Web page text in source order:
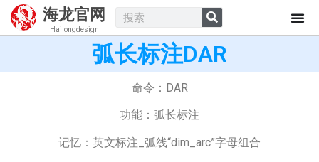
海龙官网
Hailongdesign
弧长标注DAR
命令：DAR
功能：弧长标注
记忆：英文标注_弧线“dim_arc”字母组合